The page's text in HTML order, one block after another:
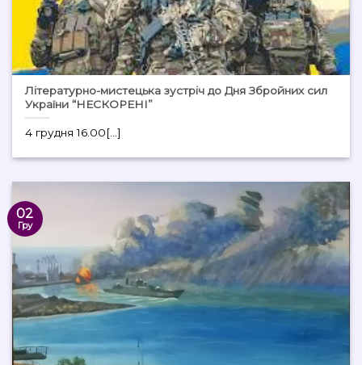
Літературно-мистецька зустріч до Дня Збройних сил
України “НЕСКОРЕНІ”
4 грудня 16.00[...]
02
Гру